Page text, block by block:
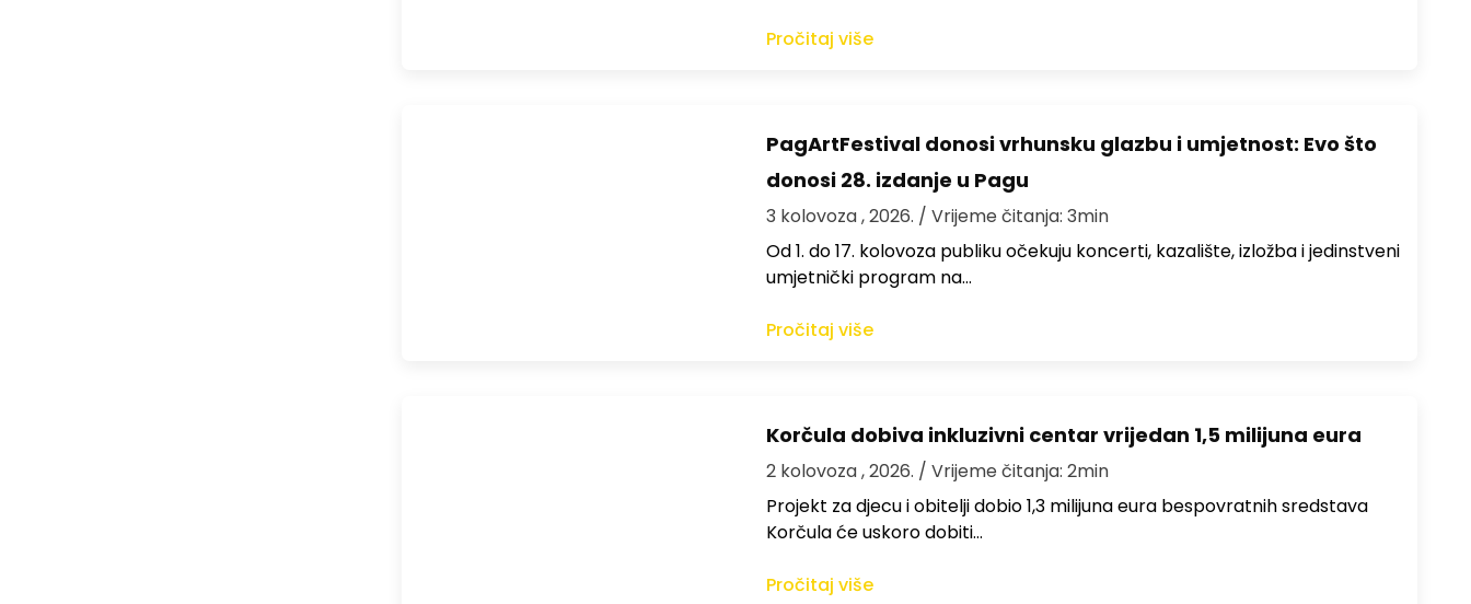
Pročitaj više
PagArtFestival donosi vrhunsku glazbu i umjetnost: Evo što
donosi 28. izdanje u Pagu
3 kolovoza , 2026. / Vrijeme čitanja: 3min
Od 1. do 17. kolovoza publiku očekuju koncerti, kazalište, izložba i jedinstveni
umjetnički program na…
Pročitaj više
Korčula dobiva inkluzivni centar vrijedan 1,5 milijuna eura
2 kolovoza , 2026. / Vrijeme čitanja: 2min
Projekt za djecu i obitelji dobio 1,3 milijuna eura bespovratnih sredstava
Korčula će uskoro dobiti…
Pročitaj više